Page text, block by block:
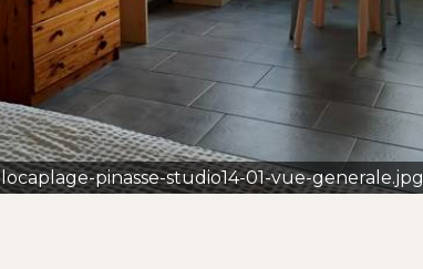
locaplage-pinasse-studio14-01-vue-generale.jpg